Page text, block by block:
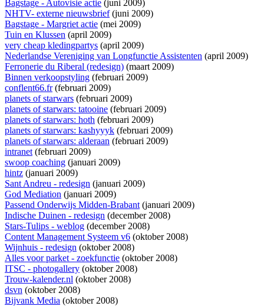
Bagstage - Autovisie actie (juni 2009)
NHTV- externe nieuwsbrief(juni 2009)
Bagstage - Margriet actie (mei 2009)
Tuin en Klussen (april 2009)
very cheap kledingpartys (april 2009)
Nederlandse Vereniging van Longfunctie Assistenten (april 2009)
Ferronerie du Riberal (redesign) (maart 2009)
Binnen verkoopstyling (februari 2009)
conflent66.fr(februari 2009)
planets of starwars (februari 2009)
planets of starwars: tatooine (februari 2009)
planets of starwars: hoth (februari 2009)
planets of starwars: kashyyyk (februari 2009)
planets of starwars: alderaan (februari 2009)
intranet(februari 2009)
swoop coaching (januari 2009)
hintz (januari 2009)
Sant Andreu - redesign (januari 2009)
God Mediation (januari 2009)
Passend Onderwijs Midden-Brabant(januari 2009)
Indische Duinen - redesign (december 2008)
Stars-Tulips - weblog (december 2008)
Content Management Systeem v6 (oktober 2008)
Wijnhuis - redesign (oktober 2008)
Alles voor parket - zoekfunctie (oktober 2008)
ITSC - photogallery (oktober 2008)
Trouw-kalender.nl (oktober 2008)
dsvn (oktober 2008)
Bijvank Media (oktober 2008)